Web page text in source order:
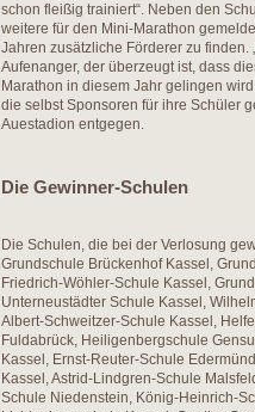
schon fleißig trainiert“. Neben den
weitere für den Mini-Marathon
Jahren zusätzliche Förderer zu finden.
Aufenanger, der überzeugt ist, dass
Marathon in diesem Jahr gelingen
die selbst Sponsoren für ihre Schüler
Auestadion entgegen.
Die Gewinner-Schulen
Die Schulen, die bei der Verlosung
Grundschule Brückenhof Kassel,
Friedrich-Wöhler-Schule Kassel,
Unterneustädter Schule Kassel,
Albert-Schweitzer-Schule Kassel,
Fuldabrück, Heiligenbergschule
Kassel, Ernst-Reuter-Schule
Kassel, Astrid-Lindgren-Schule
Schule Niedenstein, König-Heinrich-